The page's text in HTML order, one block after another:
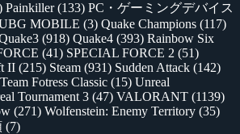
Painkiller(133) PC・ゲーミングデバイス
MOBILE (3) Quake Champions (117)
(918) Quake4 (393) Rainbow Six
(41) SPECIAL FORCE 2 (51)
II (215) Steam (931) Sudden Attack (142)
Team Fotress Classic (15) Unreal
Tournament 3 (47) VALORANT (1139)
(271) Wolfenstein: Enemy Territory (35)
(7)